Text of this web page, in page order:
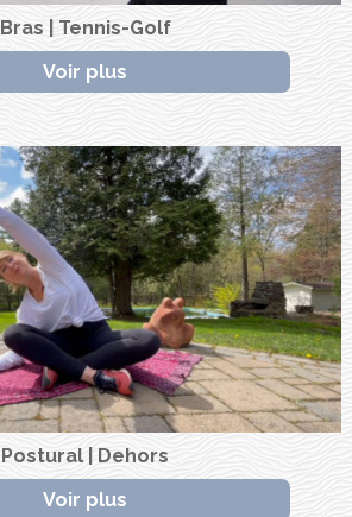
Bras | Tennis-Golf
Voir plus
Postural | Dehors
Voir plus